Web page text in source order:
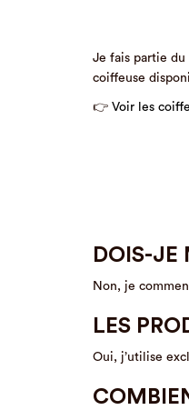
Je fais partie du
coiffeuse
👉 Voir les
DOIS-JE
Non, je
LES
Oui, j’utilise